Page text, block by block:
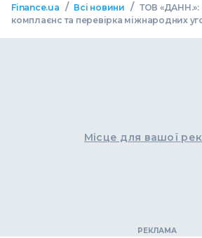
Finance.ua / Всі новини / ТОВ «ДАНН.»:
комплаєнс та перевірка міжнародних
Місце для вашої